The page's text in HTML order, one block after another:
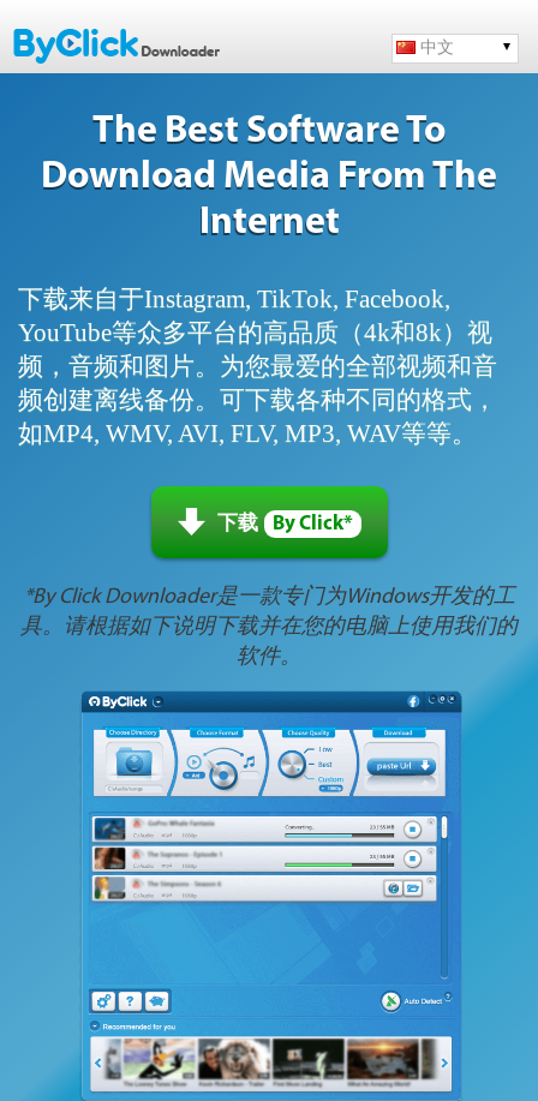
中文
The Best Software To
Download Media From The
Internet
下载来自于Instagram, TikTok, Facebook,
YouTube等众多平台的高品质（4k和8k）视
频，音频和图片。为您最爱的全部视频和音
频创建离线备份。可下载各种不同的格式，
如MP4, WMV, AVI, FLV, MP3, WAV等等。
下载 By Click*
*By Click Downloader是一款专门为Windows开发的工
具。请根据如下说明下载并在您的电脑上使用我们的
软件。